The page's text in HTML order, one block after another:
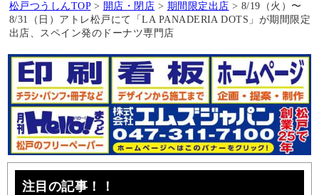
松戸つうしんTOP > 開店・閉店 > 期間限定出店 > 8/19（火）〜
8/31（日）アトレ松戸にて「LA PANADERIA DOTS」が期間限定
出店、スペイン発のドーナツ専門店
注目の記事！！